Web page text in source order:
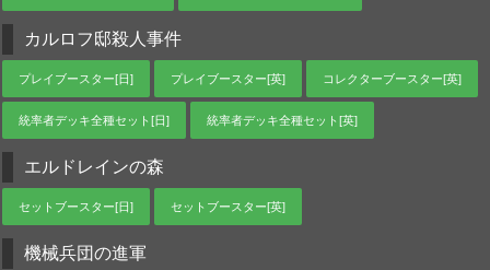
カルロフ邸殺人事件
プレイブースター[日] プレイブースター[英] コレクターブースター[英]
統率者デッキ全種セット[日] 統率者デッキ全種セット[英]
エルドレインの森
セットブースター[日] セットブースター[英]
機械兵団の進軍